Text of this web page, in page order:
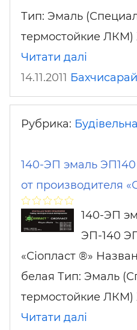
Тип: Эмаль
термостойкие ЛКМ)
Читати далі
14.11.2011 Бахчисарай
Рубрика:
140-ЭП эмаль
от производителя
140-ЭП
ЭП-140
«Сіопласт ®»
белая Тип: Эмаль
термостойкие ЛКМ)
Читати далі